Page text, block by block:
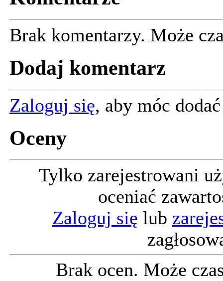
Brak komentarzy. Może
Dodaj komentarz
Zaloguj się, aby móc
Oceny
Tylko zarejestrowani
oceniać
Zaloguj się lub
Brak ocen. Może